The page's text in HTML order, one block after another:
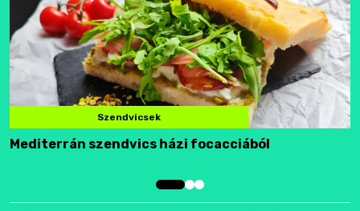
Szendvicsek
Mediterrán szendvics házi focacciából